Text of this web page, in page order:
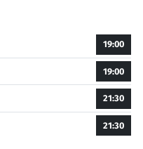
19:00
19:00
21:30
21:30